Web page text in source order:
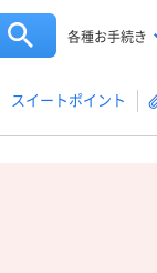
各種お手続き
スイートポイント